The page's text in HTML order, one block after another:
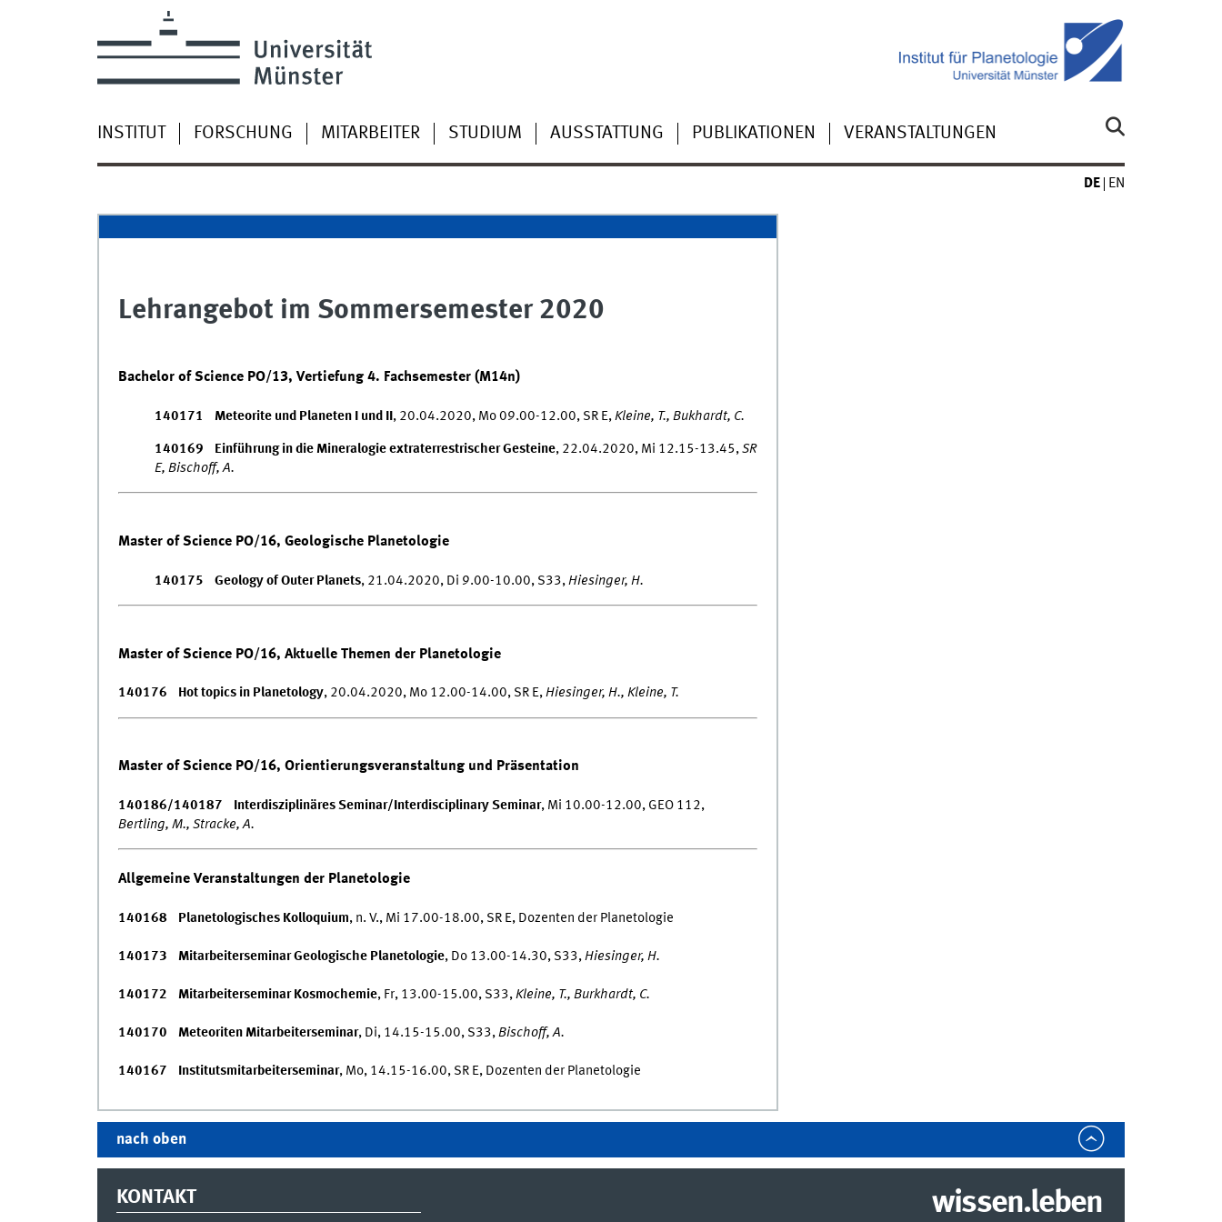
INSTITUT FORSCHUNG MITARBEITER STUDIUM AUSSTATTUNG PUBLIKATIONEN VERANSTALTUNGEN
DE EN
Lehrangebot im Sommersemester 2020
Bachelor of Science PO/13, Vertiefung 4. Fachsemester (M14n)
140171 Meteorite und Planeten I und II, 20.04.2020, Mo 09.00-12.00, SR E,Kleine, T., Bukhardt, C.
140169 Einführung in die Mineralogie extraterrestrischer Gesteine, 22.04.2020, Mi 12.15-13.45,SR
E, Bischoff, A.
Master of Science PO/16, Geologische Planetologie
140175 Geology of Outer Planets, 21.04.2020, Di 9.00-10.00, S33,Hiesinger, H.
Master of Science PO/16, Aktuelle Themen der Planetologie
140176 Hot topics in Planetology, 20.04.2020, Mo 12.00-14.00, SR E,Hiesinger, H., Kleine, T.
Master of Science PO/16, Orientierungsveranstaltung und Präsentation
140186/140187 Interdisziplinäres Seminar/Interdisciplinary Seminar, Mi 10.00-12.00, GEO 112,
Bertling, M., Stracke, A.
Allgemeine Veranstaltungen der Planetologie
140168 Planetologisches Kolloquium, n. V., Mi 17.00-18.00, SR E, Dozenten der Planetologie
140173 Mitarbeiterseminar Geologische Planetologie, Do 13.00-14.30, S33,Hiesinger, H.
140172 Mitarbeiterseminar Kosmochemie, Fr, 13.00-15.00, S33,Kleine, T., Burkhardt, C.
140170 Meteoriten Mitarbeiterseminar, Di, 14.15-15.00, S33,Bischoff, A.
140167 Institutsmitarbeiterseminar, Mo, 14.15-16.00, SR E, Dozenten der Planetologie
nach oben
KONTAKT wissen.leben